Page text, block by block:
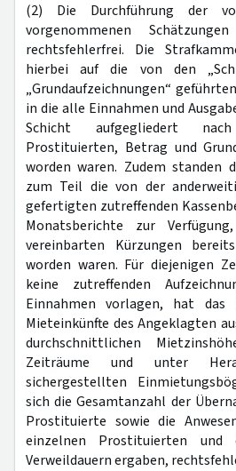
(2) Die Durchführung der
vorgenommenen
rechtsfehlerfrei. Die
hierbei auf die von den
„Grundaufzeichnungen“
in die alle Einnahmen und
Schicht aufgegliedert
Prostituierten, Betrag und
worden waren. Zudem standen
zum Teil die von der
gefertigten zutreffenden
Monatsberichte zur
vereinbarten Kürzungen
worden waren. Für diejenigen
keine zutreffenden
Einnahmen vorlagen, hat das
Mieteinkünfte des Angeklagten
durchschnittlichen
Zeiträume und unter
sichergestellten
sich die Gesamtanzahl der
Prostituierte sowie die
einzelnen Prostituierten und
Verweildauern ergaben,